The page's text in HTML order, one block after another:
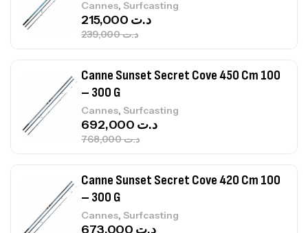
Cannes, Surfcasting
د.ت768,000
د.ت692,000
Canne Sunset Secret Cove 420 Cm 100
– 300 G
Cannes, Surfcasting
د.ت
د.ت 673,000
Canne Jigging Sunset Massive Attack
1.83m 120/250gr 30kg
Cannes, Jigging